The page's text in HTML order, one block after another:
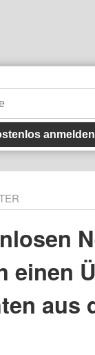
anmelden
einen
aus